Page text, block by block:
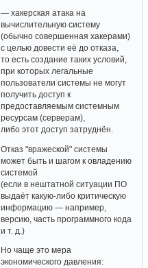
— хакерская атака на
вычислительную систему
(обычно совершенная хакерами)
с целью довести её до отказа,
то есть создание таких условий,
при которых легальные
пользователи системы не могут
получить доступ к
предоставляемым системным
ресурсам (серверам),
либо этот доступ затруднён.
Отказ "вражеской" системы
может быть и шагом к овладению
системой
(если в нештатной ситуации ПО
выдаёт какую-либо критическую
информацию — например,
версию, часть программного кода
и т. д.)
Но чаще это мера
экономического давления: